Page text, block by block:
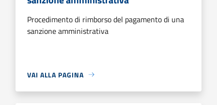
Procedimento di rimborso del pagamento di una
sanzione amministrativa
VAI ALLA PAGINA